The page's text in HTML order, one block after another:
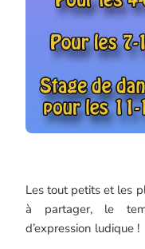
Les tout petits et les
à partager, le
d’expression ludique !